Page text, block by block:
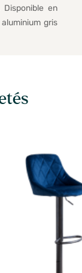
en
gris